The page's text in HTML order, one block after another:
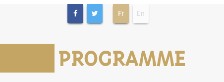
Fr En
PROGRAMME